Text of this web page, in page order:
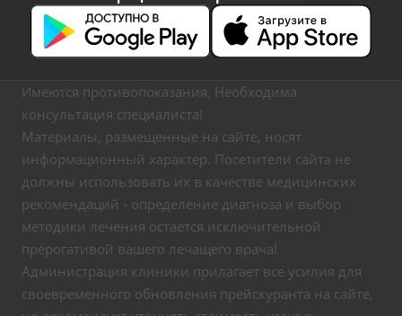
Имеются противопоказания. Необходима
консультация специалиста!
Материалы, размещенные на сайте, носят
информационный характер. Посетители сайта не
должны использовать их в качестве медицинских
рекомендаций - определение диагноза и выбор
методики лечения остается исключительной
прерогативой вашего лечащего врача!
Администрация клиники прилагает все усилия для
своевременного обновления прейскуранта на сайте,